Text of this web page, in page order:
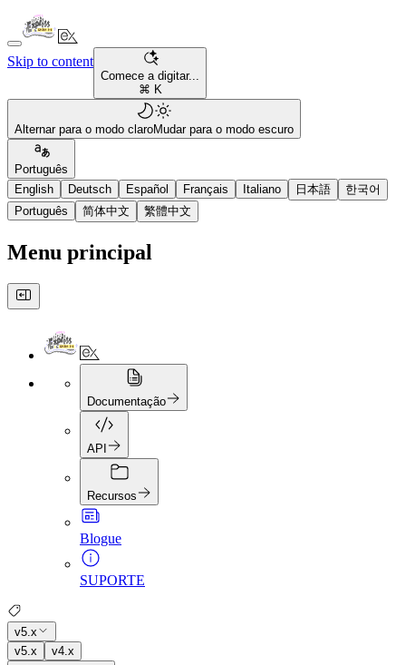
Skip to content
Comece a digitar...
⌘ K
Alternar para o modo claroMudar para o modo escuro
Português
English
Deutsch Español Français Italiano 日本語
한국어
Português
简体中文 繁體中文
Menu principal
Documentação
API
Recursos
Blogue
SUPORTE
v5.x
v5.x
v4.x